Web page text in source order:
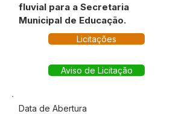
fluvial para a Secretaria
Municipal de Educação.
Licitações
Aviso de Licitação
Data de Abertura